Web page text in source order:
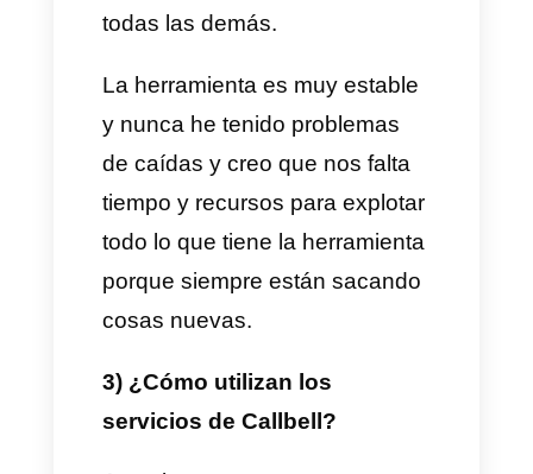
consecuencia se pierden
ventas.
Si un proyecto quiere sobrevivir,
tiene que vender y tiene que
ser oportuno. Entonces, con
esta herramienta logramos
solventar todos esos problemas